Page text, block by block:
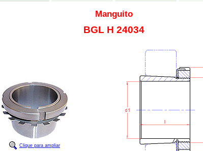
Manguito
BGL H 24034
Clique para ampliar